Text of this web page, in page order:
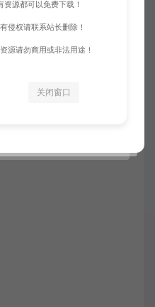
源都可以免费下载！
侵权请联系站长删除！
源请勿商用或非法用途！
关闭窗口